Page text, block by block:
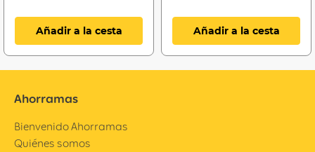
Añadir a la cesta Añadir a la cesta
Ahorramas
Bienvenido Ahorramas
Quiénes somos